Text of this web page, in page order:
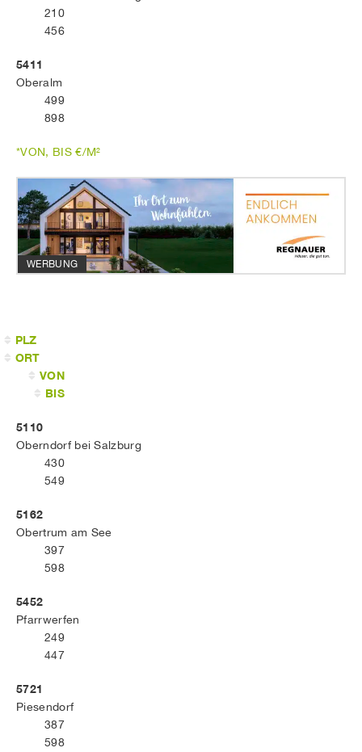
210
456
5411
Oberalm
499
898
*VON, BIS €/M²
WERBUNG
PLZ
ORT
VON
BIS
5110
Oberndorf bei Salzburg
430
549
5162
Obertrum am See
397
598
5452
Pfarrwerfen
249
447
5721
Piesendorf
387
598